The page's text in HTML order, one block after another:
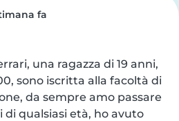
fa
una ragazza di 19 anni,
sono iscritta alla facoltà di
da sempre amo passare
qualsiasi età, ho avuto